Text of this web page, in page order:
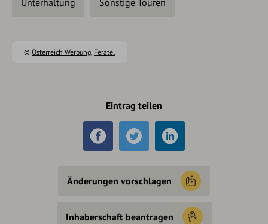
Unterhaltung Sonstige Touren
© Österreich Werbung, Feratel
Eintrag teilen
Änderungen vorschlagen
Inhaberschaft beantragen